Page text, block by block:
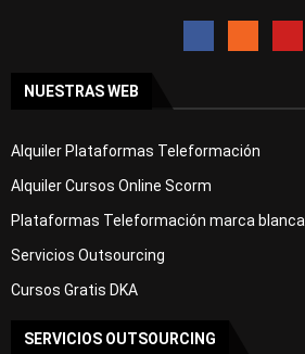
NUESTRAS WEB
Alquiler Plataformas Teleformación
Alquiler Cursos Online Scorm
Plataformas Teleformación marca blanca
Servicios Outsourcing
Cursos Gratis DKA
SERVICIOS OUTSOURCING